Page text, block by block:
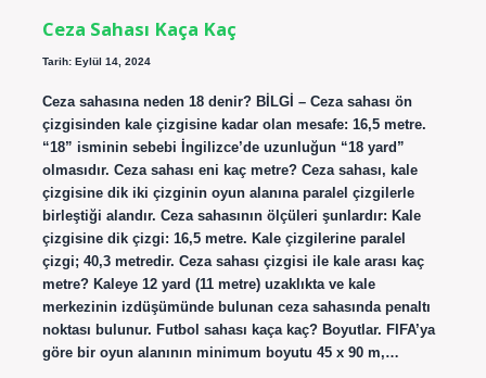
Ceza Sahası Kaça Kaç
Tarih: Eylül 14, 2024
Ceza sahasına neden 18 denir? BİLGİ – Ceza sahası ön
çizgisinden kale çizgisine kadar olan mesafe: 16,5 metre.
“18” isminin sebebi İngilizce’de uzunluğun “18 yard”
olmasıdır. Ceza sahası eni kaç metre? Ceza sahası, kale
çizgisine dik iki çizginin oyun alanına paralel çizgilerle
birleştiği alandır. Ceza sahasının ölçüleri şunlardır: Kale
çizgisine dik çizgi: 16,5 metre. Kale çizgilerine paralel
çizgi; 40,3 metredir. Ceza sahası çizgisi ile kale arası kaç
metre? Kaleye 12 yard (11 metre) uzaklıkta ve kale
merkezinin izdüşümünde bulunan ceza sahasında penaltı
noktası bulunur. Futbol sahası kaça kaç? Boyutlar. FIFA’ya
göre bir oyun alanının minimum boyutu 45 x 90 m,…